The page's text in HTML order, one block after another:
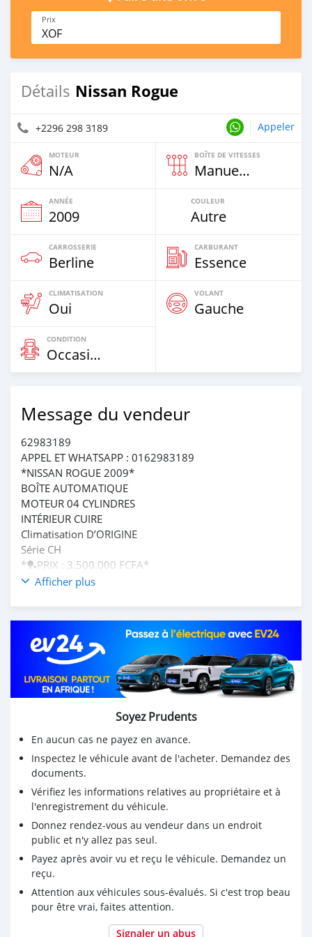
Prix
XOF
Détails Nissan Rogue
+2296 298 3189 Appeler
MOTEUR
N/A
BOÎTE DE VITESSES
Manuelle
ANNÉE
2009
COULEUR
Autre
CARROSSERIE
Berline
CARBURANT
Essence
CLIMATISATION
Oui
VOLANT
Gauche
CONDITION
Occasion
Message du vendeur
62983189
APPEL ET WHATSAPP : 0162983189
*NISSAN ROGUE 2009*
BOÎTE AUTOMATIQUE
MOTEUR 04 CYLINDRES
INTÉRIEUR CUIRE
Climatisation D’ORIGINE
Série CH
*🏓PRIX : 3.500.000 FCFA*
COTONOU
Afficher plus
Soyez Prudents
En aucun cas ne payez en avance.
Inspectez le véhicule avant de l'acheter. Demandez des
documents.
Vérifiez les informations relatives au propriétaire et à
l'enregistrement du véhicule.
Donnez rendez-vous au vendeur dans un endroit
public et n'y allez pas seul.
Payez après avoir vu et reçu le véhicule. Demandez un
reçu.
Attention aux véhicules sous-évalués. Si c'est trop beau
pour être vrai, faites attention.
Signaler un abus